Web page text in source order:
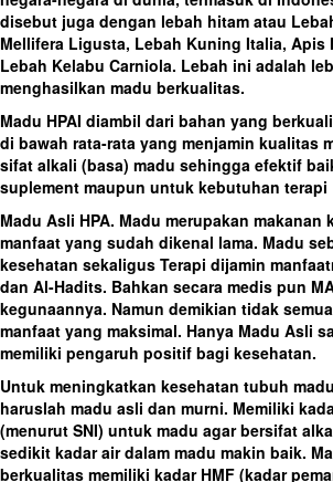
disebut juga dengan lebah hitam atau
Mellifera Ligusta, Lebah Kuning Italia, Apis
Lebah Kelabu Carniola. Lebah ini adalah
menghasilkan madu berkualitas.
Madu HPAI diambil dari bahan yang
di bawah rata-rata yang menjamin kualitas
sifat alkali (basa) madu sehingga efektif
suplement maupun untuk kebutuhan terapi
Madu Asli HPA. Madu merupakan makanan
manfaat yang sudah dikenal lama. Madu
kesehatan sekaligus Terapi dijamin
dan Al-Hadits. Bahkan secara medis pun
kegunaannya. Namun demikian tidak
manfaat yang maksimal. Hanya Madu Asli
memiliki pengaruh positif bagi kesehatan.
Untuk meningkatkan kesehatan tubuh
haruslah madu asli dan murni. Memiliki
(menurut SNI) untuk madu agar bersifat
sedikit kadar air dalam madu makin baik.
berkualitas memiliki kadar HMF (kadar